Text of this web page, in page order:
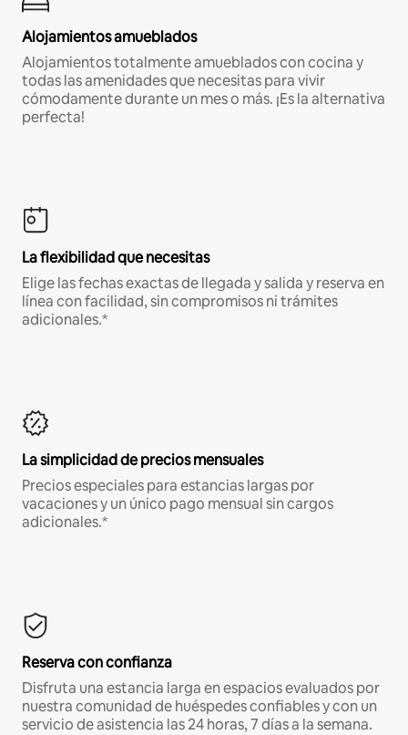
Alojamientos amueblados
Alojamientos totalmente amueblados con cocina y
todas las amenidades que necesitas para vivir
cómodamente durante un mes o más. ¡Es la alternativa
perfecta!
La flexibilidad que necesitas
Elige las fechas exactas de llegada y salida y reserva en
línea con facilidad, sin compromisos ni trámites
adicionales.*
La simplicidad de precios mensuales
Precios especiales para estancias largas por
vacaciones y un único pago mensual sin cargos
adicionales.*
Reserva con confianza
Disfruta una estancia larga en espacios evaluados por
nuestra comunidad de huéspedes confiables y con un
servicio de asistencia las 24 horas, 7 días a la semana.